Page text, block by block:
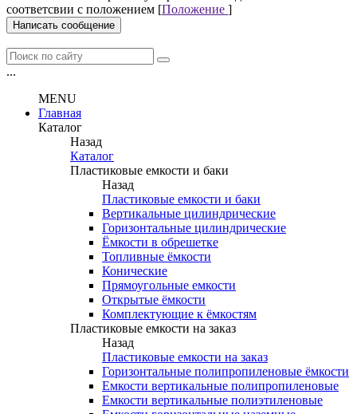
соответсвии с положением [Положение ]
Написать сообщение
...
MENU
Главная
Каталог
Назад
Каталог
Пластиковые емкости и баки
Назад
Пластиковые емкости и баки
Вертикальные цилиндрические
Горизонтальные цилиндрические
Ёмкости в обрешетке
Топливные ёмкости
Конические
Прямоугольные емкости
Открытые ёмкости
Комплектующие к ёмкостям
Пластиковые емкости на заказ
Назад
Пластиковые емкости на заказ
Горизонтальные полипропиленовые ёмкости
Емкости вертикальные полипропиленовые
Емкости вертикальные полиэтиленовые